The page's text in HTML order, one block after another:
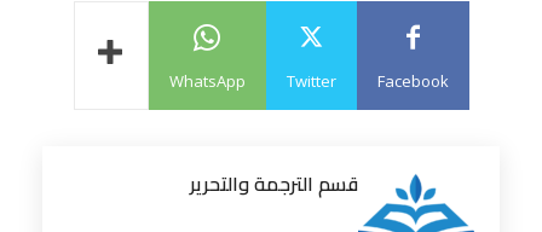
Facebook
Twitter
WhatsApp
قسم الترجمة والتحرير